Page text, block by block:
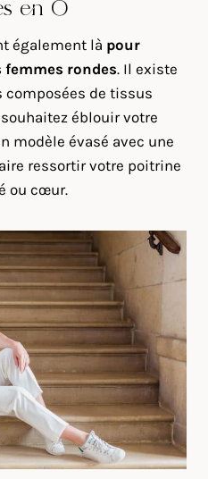
en O
également là pour
rondes. Il existe
de tissus
éblouir votre
modèle évasé avec une
ressortir votre poitrine
ou cœur.